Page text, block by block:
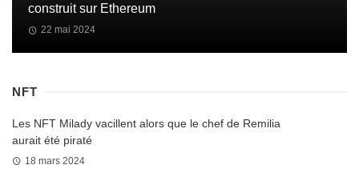
construit sur Ethereum
22 mai 2024
NFT
Les NFT Milady vacillent alors que le chef de Remilia
aurait été piraté
18 mars 2024